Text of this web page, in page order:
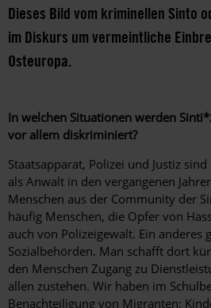
Dieses Bild vom kriminellen Sinto
im Diskurs um vermeintliche
Osteuropa.
In welchen Situationen werden
vor allem diskriminiert?
Staatsapparat, Polizei und Justiz
als Anwalt in den vergangenen
Menschen aus der Community der
häufig Menschen, die Opfer von
auch von Polizeigewalt. Ein anderes
Sozialbehörden. Man schafft dort
den Menschen Zugang zu
allen zustehen. Wir haben im
Benachteiligung von Migranten: